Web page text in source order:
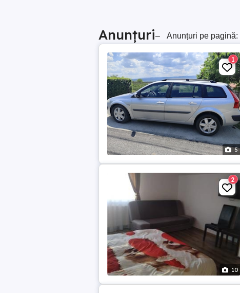
Anunțuri– Anunțuri pe pagină:
5
1
10
2